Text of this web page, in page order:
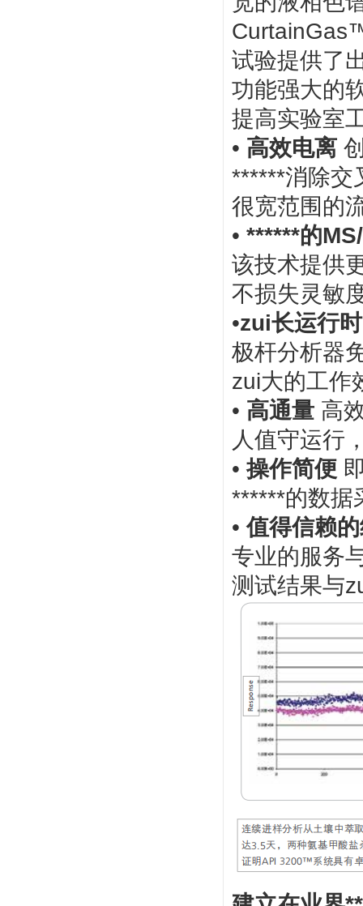
试验提供了
功能强大的
提高实验室
• 高效电离
******消除交
很宽范围的
• ******的
该技术提供
不损失灵敏
•zui长运行
极杆分析器
zui大的工作
• 高通量 高
人值守运行
•操作简便
******的数据
•值得信赖
专业的服务
测试结果与